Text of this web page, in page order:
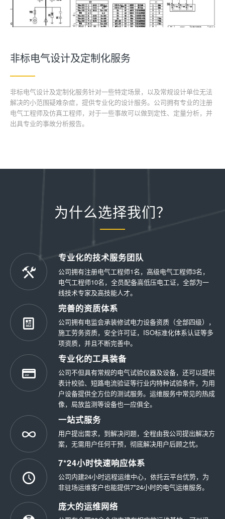
非标电气设计及定制化服务
非标电气设计及定制化服务针对一些特定场景，以及常规设计单位无法
解决的小范围疑难杂症，提供专业化的设计服务。公司拥有专业的注册
电气工程师及仿真工程师，对于一些事故可以做到定性、定量分析，并
出具专业的事故分析报告。
为什么选择我们？
专业化的技术服务团队
公司拥有注册电气工程师1名，高级电气工程师3名，
电气工程师10名，全员配备高低压电工证，全部为一
线技术专家及高技能人才。
完善的资质体系
公司拥有电监会承装修试电力设备资质（全部四级），
施工劳务资质，安全许可证，ISO标准化体系认证等多
项资质，并且不断完善中。
专业化的工具装备
公司不但具有常规的电气试验仪器及设备，还可以提供
表计校验、短路电流验证等行业内特种试验条件，为用
户设备提供全方位的测试服务。运维服务中常见的热成
像，局放监测等设备也一应俱全。
一站式服务
用户提出需求，到解决问题，全程由我公司提出解决方
案，无需用户任何干预，彻底解决用户后顾之忧。
7*24小时快速响应体系
公司内建24小时远程运维中心，依托云平台优势，为
非驻场运维客户也能提供7*24小时的电气运维服务。
庞大的运维网络